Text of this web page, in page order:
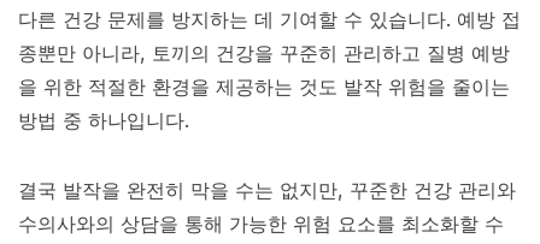
다른 건강 문제를 방지하는 데 기여할 수 있습니다. 예방 접
종뿐만 아니라, 토끼의 건강을 꾸준히 관리하고 질병 예방
을 위한 적절한 환경을 제공하는 것도 발작 위험을 줄이는
방법 중 하나입니다.
결국 발작을 완전히 막을 수는 없지만, 꾸준한 건강 관리와
수의사와의 상담을 통해 가능한 위험 요소를 최소화할 수